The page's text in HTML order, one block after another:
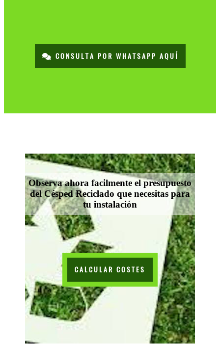
CONSULTA POR WHATSAPP AQUÍ
Observa ahora facilmente el presupuesto
del Césped Reciclado que necesitas para
tu instalación
CALCULAR COSTES